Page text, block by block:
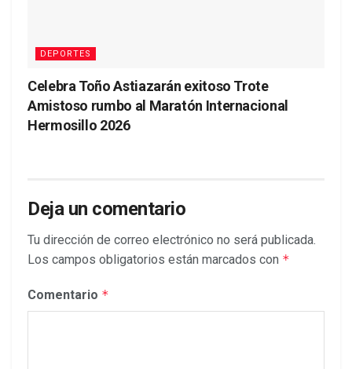
DEPORTES
Celebra Toño Astiazarán exitoso Trote
Amistoso rumbo al Maratón Internacional
Hermosillo 2026
Deja un comentario
Tu dirección de correo electrónico no será publicada.
Los campos obligatorios están marcados con *
Comentario *